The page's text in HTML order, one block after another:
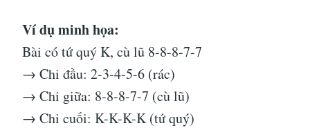
Ví dụ minh họa:
Bài có tứ quý K, cù lũ 8-8-8-7-7
→ Chi đầu: 2-3-4-5-6 (rác)
→ Chi giữa: 8-8-8-7-7 (cù lũ)
→ Chi cuối: K-K-K-K (tứ quý)